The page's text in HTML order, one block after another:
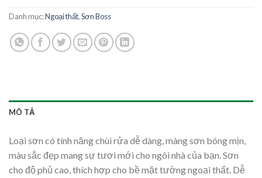
Danh mục:Ngoại thất,Sơn Boss
MÔ TẢ
Loại sơn có tính năng chùi rửa dễ dàng, màng sơn bóng mịn,
màu sắc đẹp mang sự tươi mới cho ngôi nhà của bạn. Sơn
cho độ phủ cao, thích hợp cho bề mặt tường ngoại thất. Dễ